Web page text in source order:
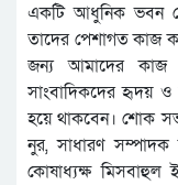
একটি আধুনিক ভবন
তাদের পেশাগত কাজ
জন্য আমাদের কাজ
সাংবাদিকদের হৃদয় ও
হয়ে থাকবেন। শোক
নুর, সাধারণ সম্পাদক
কোষাধ্যক্ষ মিসবাহুল